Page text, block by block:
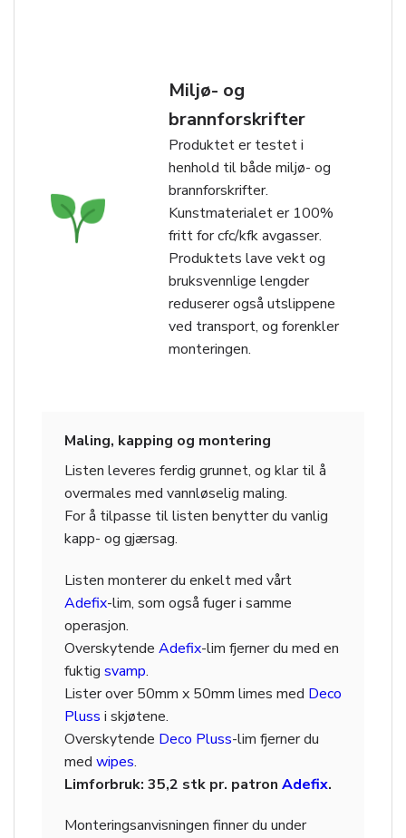
Miljø- og
brannforskrifter
Produktet er testet i
henhold til både miljø- og
brannforskrifter.
Kunstmaterialet er 100%
fritt for cfc/kfk avgasser.
Produktets lave vekt og
bruksvennlige lengder
reduserer også utslippene
ved transport, og forenkler
monteringen.
Maling, kapping og montering
Listen leveres ferdig grunnet, og klar til å
overmales med vannløselig maling.
For å tilpasse til listen benytter du vanlig
kapp- og gjærsag.
Listen monterer du enkelt med vårt
Adefix-lim, som også fuger i samme
operasjon.
Overskytende Adefix-lim fjerner du med en
fuktig svamp.
Lister over 50mm x 50mm limes med Deco
Pluss i skjøtene.
Overskytende Deco Pluss-lim fjerner du
med wipes.
Limforbruk: 35,2 stk pr. patron Adefix.
Monteringsanvisningen finner du under